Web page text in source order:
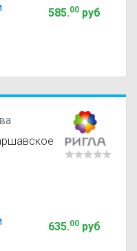
585.00руб
635.00руб